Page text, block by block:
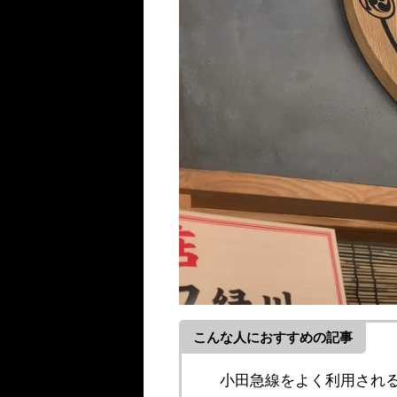
こんな人におすすめの記事
小田急線をよく利用され